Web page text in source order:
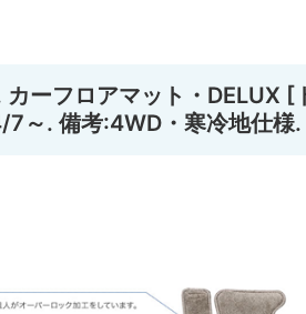
カーフロアマット・DELUX
7～. 備考:4WD・寒冷地仕様